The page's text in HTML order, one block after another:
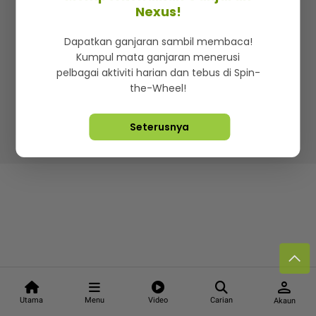
Utama Menu Video Carian
person
Akaun
Iklan di SMG360
Terma & Syarat Dasar Privasi
Lebih hot, viral dan sensasi
Hakcipta Terpelihara ©2026. Star Media Group Berhad
Nexus!
Dapatkan ganjaran sambil membaca!
Kumpul mata ganjaran menerusi
pelbagai aktiviti harian dan tebus di Spin-
the-Wheel!
Seterusnya